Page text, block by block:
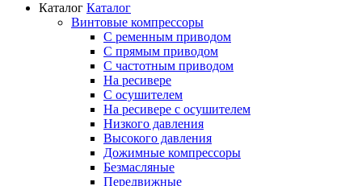
Каталог Каталог
Винтовые компрессоры
С ременным приводом
С прямым приводом
С частотным приводом
На ресивере
С осушителем
На ресивере с осушителем
Низкого давления
Высокого давления
Дожимные компрессоры
Безмасляные
Передвижные